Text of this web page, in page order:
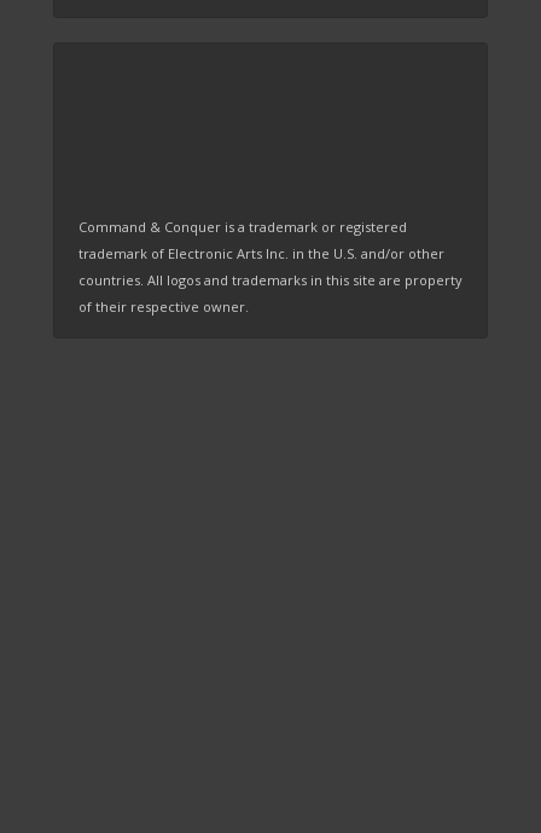
Command & Conquer is a trademark or registered
trademark of Electronic Arts Inc. in the U.S. and/or other
countries. All logos and trademarks in this site are property
of their respective owner.